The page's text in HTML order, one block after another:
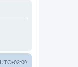
UTC+02:00